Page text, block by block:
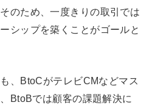
のため、一度きりの取引では
シップを築くことがゴールと
、BtoCがテレビCMなどマス
BtoBでは顧客の課題解決に